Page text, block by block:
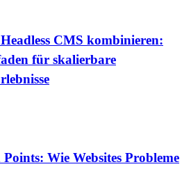
CMS kombinieren:
für skalierbare
Wie Websites Probleme